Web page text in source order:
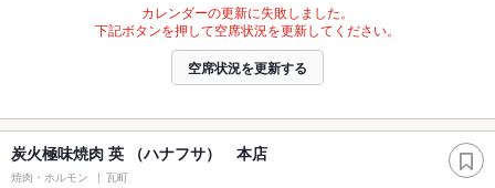
カレンダーの更新に失敗しました。
下記ボタンを押して空席状況を更新してください。
空席状況を更新する
炭火極味焼肉 英 （ハナフサ） 本店
焼肉・ホルモン 瓦町